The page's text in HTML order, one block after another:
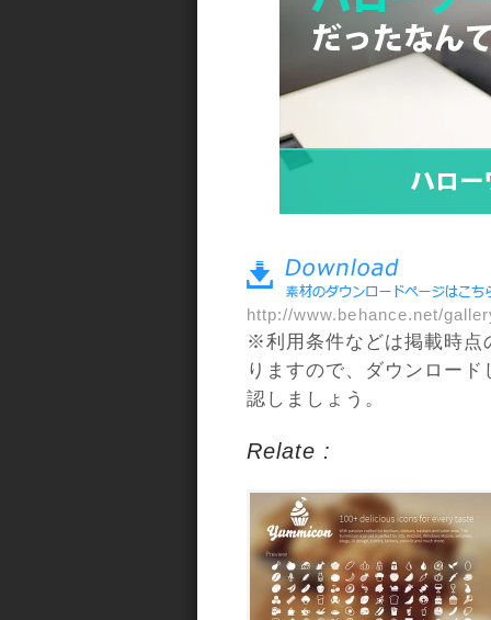
http://www.behance.net/
※利用条件などは掲載時点
りますので、ダウンロー
認しましょう。
Relate :